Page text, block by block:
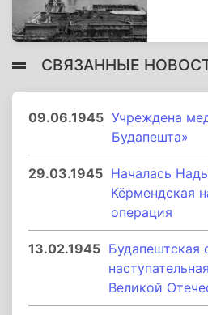
СВЯЗАННЫЕ
09.06.1945 Учреждена
Будапешта»
29.03.1945 Началась
Кёрмендская
операция
13.02.1945 Будапештская
Великой